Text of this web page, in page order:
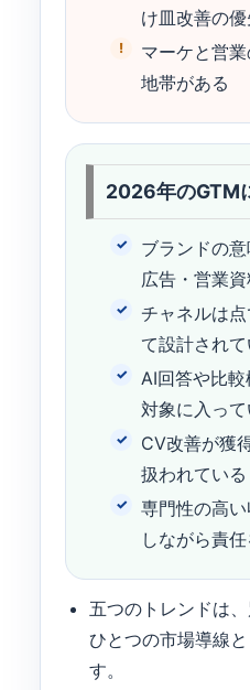
け皿改善の
マーケと営
地帯がある
2026年のGTM
ブランドの
広告・営業
チャネルは
て設計されて
AI回答や比
対象に入って
CV改善が獲
扱われている
専門性の高
しながら責
五つのトレンドは
ひとつの市場導線
す。